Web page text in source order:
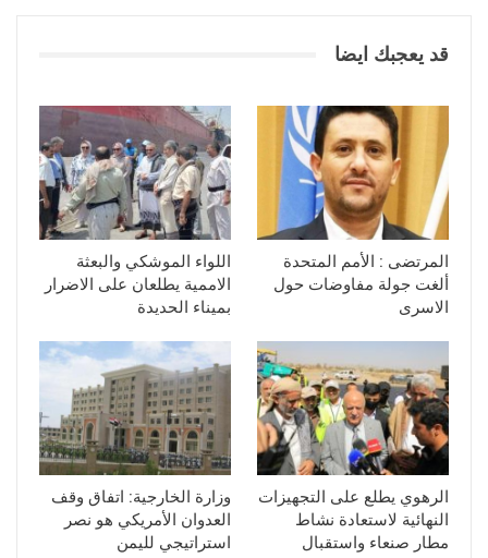
قد يعجبك ايضا
المرتضى : الأمم المتحدة
ألغت جولة مفاوضات حول
الاسرى
اللواء الموشكي والبعثة
الاممية يطلعان على الاضرار
بميناء الحديدة
الرهوي يطلع على التجهيزات
النهائية لاستعادة نشاط
مطار صنعاء واستقبال
وزارة الخارجية: اتفاق وقف
العدوان الأمريكي هو نصر
استراتيجي لليمن